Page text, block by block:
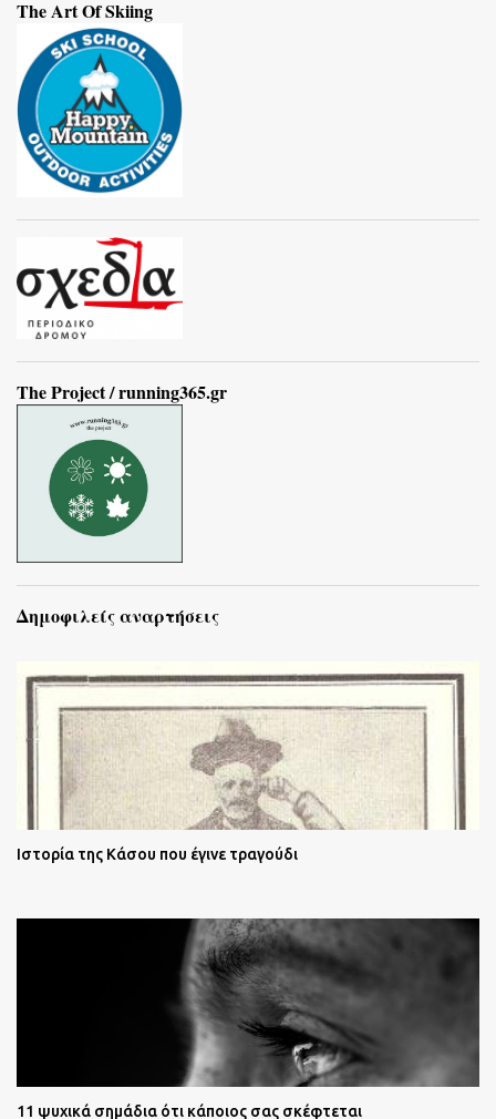
The Art Of Skiing
The Project / running365.gr
Δημοφιλείς αναρτήσεις
Ιστορία της Κάσου που έγινε τραγούδι
11 ψυχικά σημάδια ότι κάποιος σας σκέφτεται